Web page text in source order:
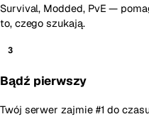
Survival, Modded, PvE —
to, czego szukają.
3
Bądź pierwszy
Twój serwer zajmie #1 do